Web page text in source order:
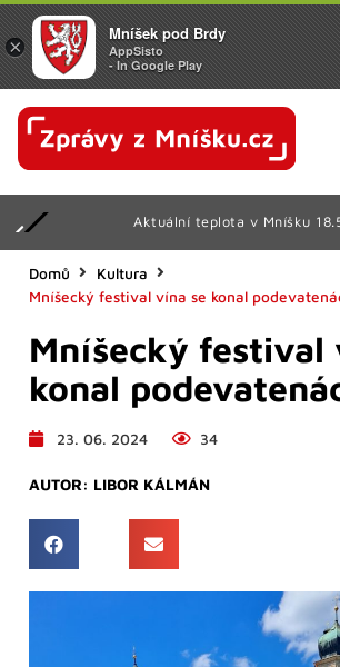
Aktuální teplota v Mníšku
Domů
Kultura
Mníšecký festival vína se konal
Mníšecký festival
konal
23. 06. 2024 34
AUTOR: LIBOR KÁLMÁN
×
Mníšek pod Brdy
AppSisto
- In Google Play